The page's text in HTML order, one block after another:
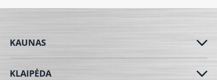
KAUNAS
KLAIPĖDA